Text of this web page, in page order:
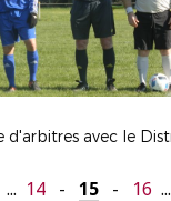
... 14 - 15 - 16 ...